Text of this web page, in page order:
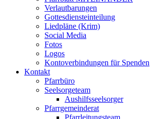
Verlautbarungen
Gottesdiensteinteilung
Liedpläne (Krim)
Social Media
Fotos
Logos
Kontoverbindungen für Spenden
Kontakt
Pfarrbüro
Seelsorgeteam
Aushilfsseelsorger
Pfarrgemeinderat
Pfarrleitungsteam